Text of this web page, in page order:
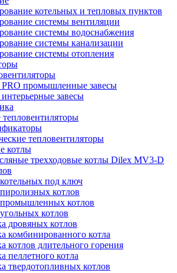
котельных и тепловых пунктов
системы вентиляции
системы водоснабжения
системы канализации
системы отопления
промышленные завесы
завесы
тепловентиляторы
котлы
трехходовые котлы Dilex MV3-D
под ключ
котлов
котлов
котлов
дровяных котлов
комбинированного котла
котлов длительного горения
пеллетного котла
твердотопливных котлов